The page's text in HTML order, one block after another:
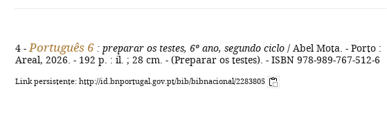
4 - Português 6 : preparar os testes, 6º ano, segundo ciclo / Abel Mota. - Porto :
Areal, 2026. - 192 p. : il. ; 28 cm. - (Preparar os testes). - ISBN 978-989-767-512-6
Link persistente: http://id.bnportugal.gov.pt/bib/bibnacional/2283805